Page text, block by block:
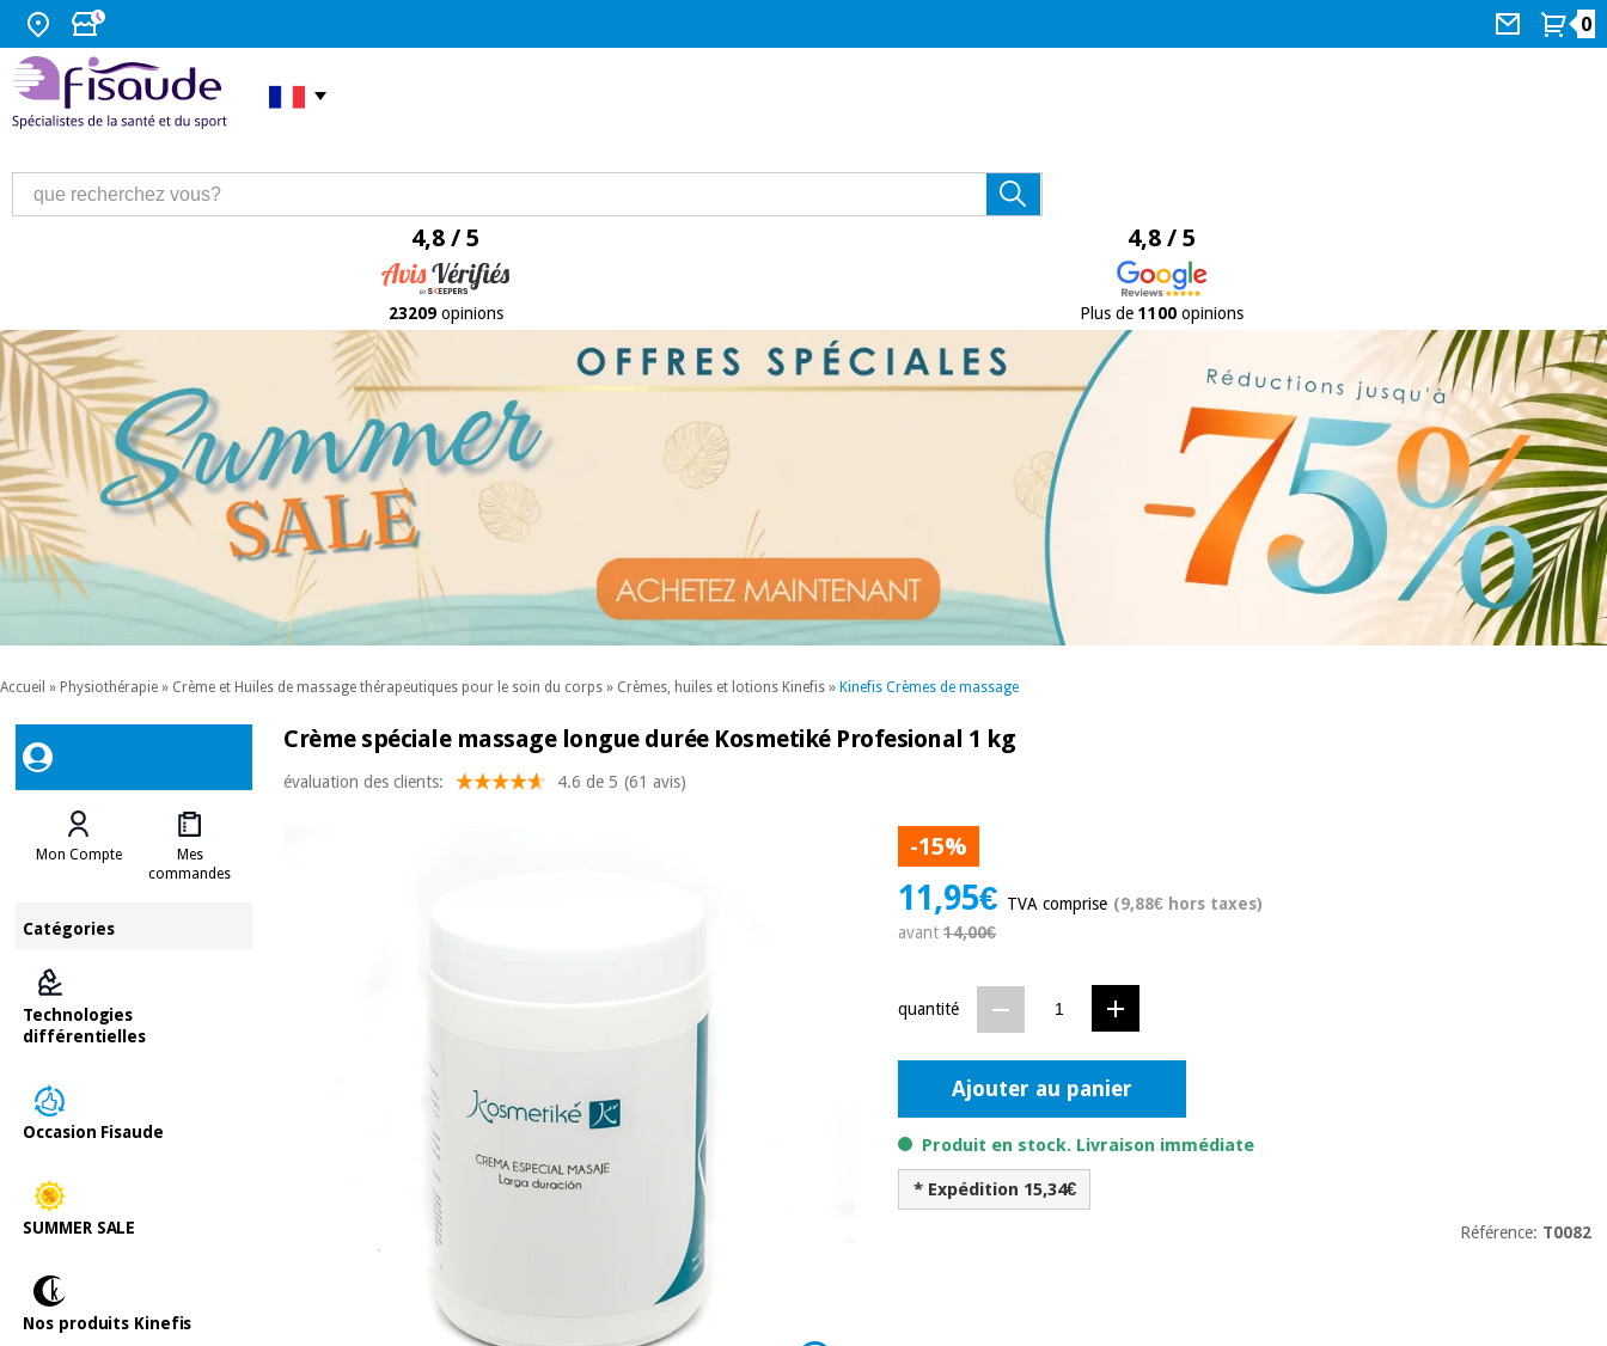
0
4,8 / 5
23209opinions
4,8 / 5
Plus de 1100opinions
Accueil » Physiothérapie » Crème et Huiles de massage thérapeutiques pour le soin du corps » Crèmes, huiles et lotions Kinefis » Kinefis Crèmes de massage
Mon Compte
Mes
commandes
Catégories
Technologies
différentielles
Occasion Fisaude
SUMMER SALE
Nos produits Kinefis
Crème spéciale massage longue durée Kosmetiké Profesional 1 kg
évaluation des clients: 4.6 de 5 (61 avis)
-15%
11,95€ TVA comprise (9,88€ hors taxes)
avant14,00€
quantité
Ajouter au panier
Produit en stock. Livraison immédiate
* Expédition 15,34€
Référence: T0082